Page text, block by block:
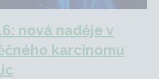
nová naděje v
karcinomu